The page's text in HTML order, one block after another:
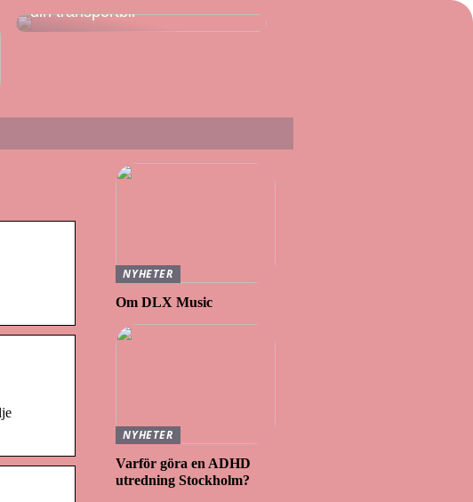
din transportbil
NYHETER
Om DLX Music
NYHETER
Varför göra en ADHD
utredning Stockholm?